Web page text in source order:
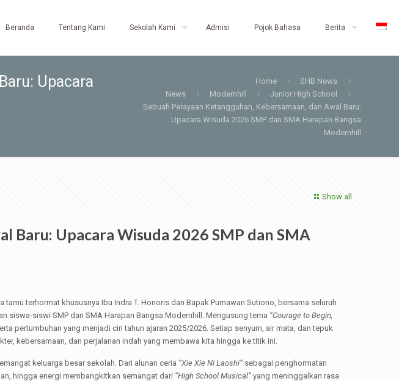
Beranda Tentang Kami Sekolah Kami Admisi Pojok Bahasa Berita
Upacara
Home
SHB News
News
Modernhill
Junior High School
Sebuah Perayaan Ketangguhan, Kebersamaan, dan Awal Baru:
Upacara Wisuda 2026 SMP dan SMA Harapan Bangsa
Modernhill
Show all
Baru: Upacara Wisuda 2026 SMP dan SMA
terhormat khususnya Ibu Indra T. Honoris dan Bapak Purnawan Sutiono, bersama seluruh
siswa-siswi SMP dan SMA Harapan Bangsa Modernhill. Mengusung tema “Courage to Begin,
pertumbuhan yang menjadi ciri tahun ajaran 2025/2026. Setiap senyum, air mata, dan tepuk
kebersamaan, dan perjalanan indah yang membawa kita hingga ke titik ini.
keluarga besar sekolah. Dari alunan ceria “Xie Xie Ni Laoshi” sebagai penghormatan
hingga energi membangkitkan semangat dari “High School Musical” yang meninggalkan rasa